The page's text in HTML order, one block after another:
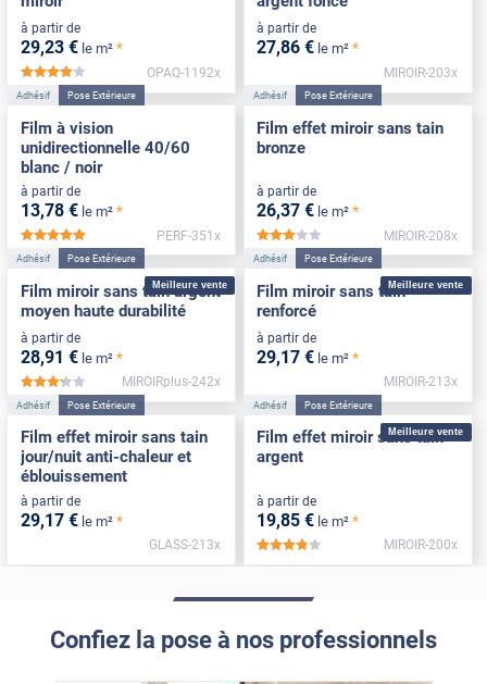
à partir de
29,23 € le m² *
*****
OPAQ-1192x
à partir de
27,86 € le m² *
MIROIR-203x
Adhésif Pose Extérieure
Film à vision
unidirectionnelle 40/60
blanc / noir
à partir de
13,78 € le m² *
*****
PERF-351x
Adhésif Pose Extérieure
Film effet miroir sans tain
bronze
à partir de
26,37 € le m² *
*****
MIROIR-208x
Meilleure vente
Adhésif Pose Extérieure
Film miroir sans tain argent
moyen haute durabilité
à partir de
28,91 € le m² *
*****
MIROIRplus-242x
Meilleure vente
Adhésif Pose Extérieure
Film miroir sans tain
renforcé
à partir de
29,17 € le m² *
MIROIR-213x
Adhésif Pose Extérieure
Film effet miroir sans tain
jour/nuit anti-chaleur et
éblouissement
à partir de
29,17 € le m² *
GLASS-213x
Meilleure vente
Adhésif Pose Extérieure
Film effet miroir sans tain
argent
à partir de
19,85 € le m² *
*****
MIROIR-200x
Confiez la pose à nos professionnels